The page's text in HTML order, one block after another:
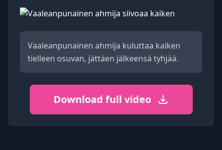
Vaaleanpunainen ahmija kuluttaa kaiken
tielleen osuvan, jättäen jälkeensä tyhjää.
Download full video